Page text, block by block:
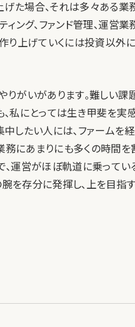
た場合、それは多々ある業
ング、ファンド管理、運営業
り上げていくには投資以外
りがいがあります。難しい課
、私にとっては生き甲斐を実
中したい人には、ファームを
務にあまりにも多くの時間
、運営がほぼ軌道に乗ってい
を存分に発揮し、上を目指